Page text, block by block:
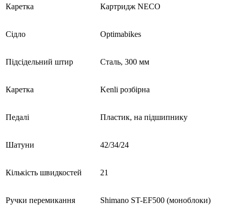
Каретка Картридж NECO
Сідло Optimabikes
Підсідельний штир Сталь, 300 мм
Каретка Kenli розбірна
Педалі Пластик, на підшипнику
Шатуни 42/34/24
Кількість швидкостей 21
Ручки перемикання Shimano ST-EF500 (моноблоки)